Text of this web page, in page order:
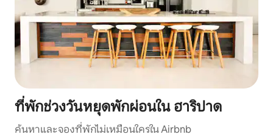
ที่พักช่วงวันหยุดพักผ่อนใน ฮาริปาด
ค้นหาและจองที่พักไม่เหมือนใครใน Airbnb